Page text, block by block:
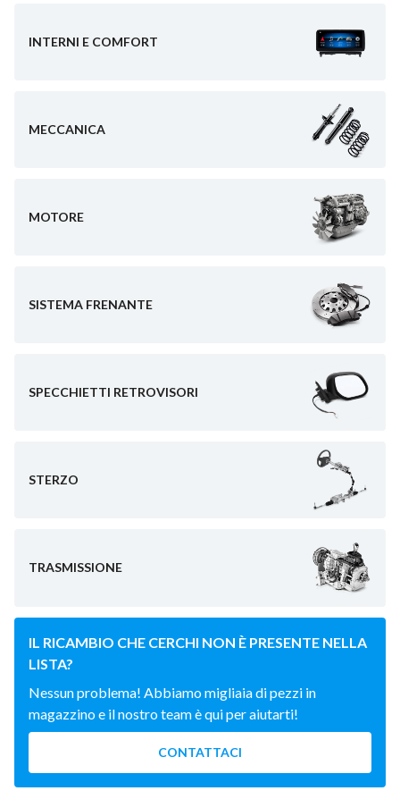
INTERNI E COMFORT
MECCANICA
MOTORE
SISTEMA FRENANTE
SPECCHIETTI RETROVISORI
STERZO
TRASMISSIONE
IL RICAMBIO CHE CERCHI NON È PRESENTE NELLA
LISTA?
Nessun problema! Abbiamo migliaia di pezzi in
magazzino e il nostro team è qui per aiutarti!
CONTATTACI